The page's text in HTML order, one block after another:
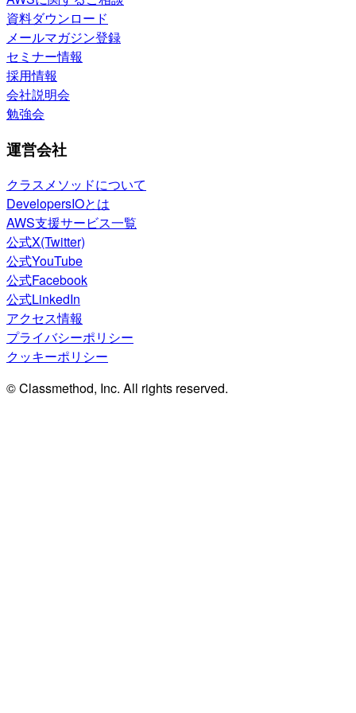
資料ダウンロード
メールマガジン登録
セミナー情報
採用情報
会社説明会
勉強会
運営会社
クラスメソッドについて
DevelopersIOとは
AWS支援サービス一覧
公式X(Twitter)
公式YouTube
公式Facebook
公式LinkedIn
アクセス情報
プライバシーポリシー
クッキーポリシー
© Classmethod, Inc. All rights reserved.